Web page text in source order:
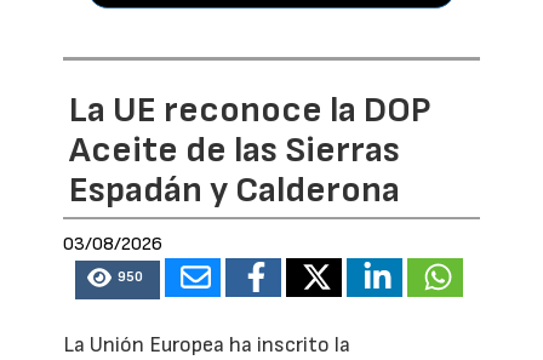
La UE reconoce la DOP
Aceite de las Sierras
Espadán y Calderona
03/08/2026
950
La Unión Europea ha inscrito la